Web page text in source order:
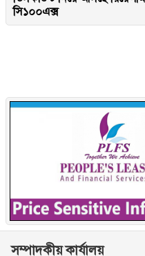
সি১০০এক্স
সম্পাদকীয় কার্যালয়